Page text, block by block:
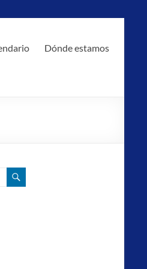
Dónde estamos